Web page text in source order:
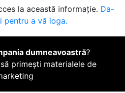
la această informație. Da-
pentru a vă loga.
dumneavoastră?
primești materialele de